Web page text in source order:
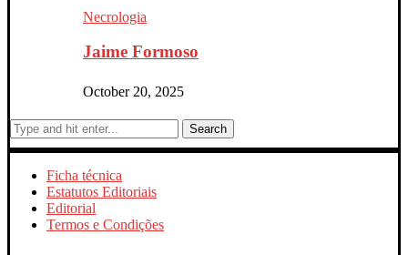
Necrologia
Jaime Formoso
October 20, 2025
Search
Ficha técnica
Estatutos Editoriais
Editorial
Termos e Condições